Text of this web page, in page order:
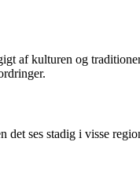
af kulturen og
det ses stadig i visse